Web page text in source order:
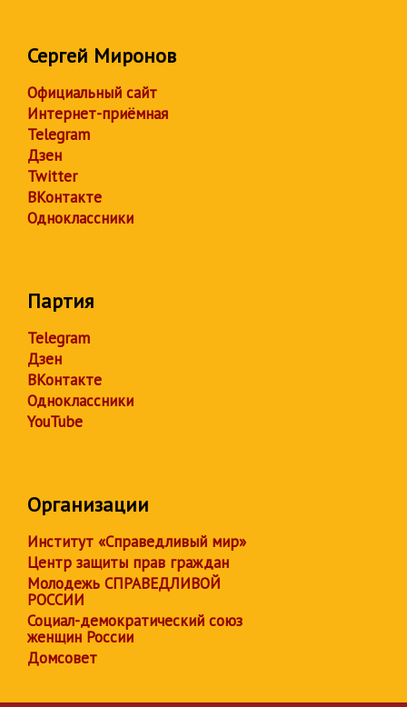
Сергей Миронов
Официальный сайт
Интернет-приёмная
Telegram
Дзен
Twitter
ВКонтакте
Одноклассники
Партия
Telegram
Дзен
ВКонтакте
Одноклассники
YouTube
Организации
Институт «Справедливый мир»
Центр защиты прав граждан
Молодежь СПРАВЕДЛИВОЙ
РОССИИ
Социал-демократический союз
женщин России
Домсовет